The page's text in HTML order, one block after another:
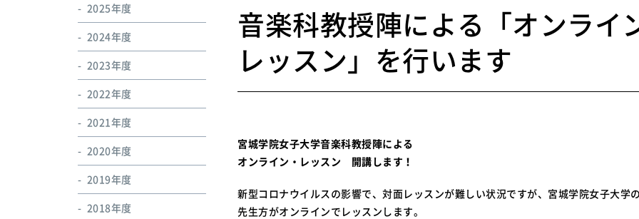
音楽科教授陣による「オンライ
レッスン」を行います
宮城学院女子大学音楽科教授陣による
オンライン・レッスン 開講します！
新型コロナウイルスの影響で、対面レッスンが難しい状況ですが、宮城学院女子大学
先生方がオンラインでレッスンします。
2025年度
2024年度
2023年度
2022年度
2021年度
2020年度
2019年度
2018年度